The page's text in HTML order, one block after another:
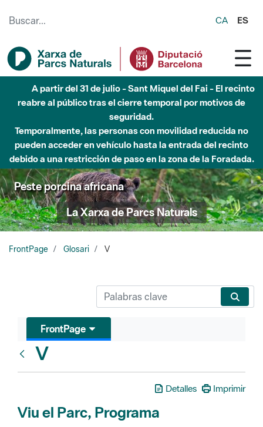
CA ES
A partir del 31 de julio - Sant Miquel del Fai - El recinto
reabre al público tras el cierre temporal por motivos de
seguridad.
Temporalmente, las personas con movilidad reducida no
pueden acceder en vehículo hasta la entrada del recinto
debido a una restricción de paso en la zona de la Foradada.
Peste porcina africana
La Xarxa de Parcs Naturals
FrontPage Glosari V
FrontPage
V
Detalles Imprimir
Viu el Parc, Programa